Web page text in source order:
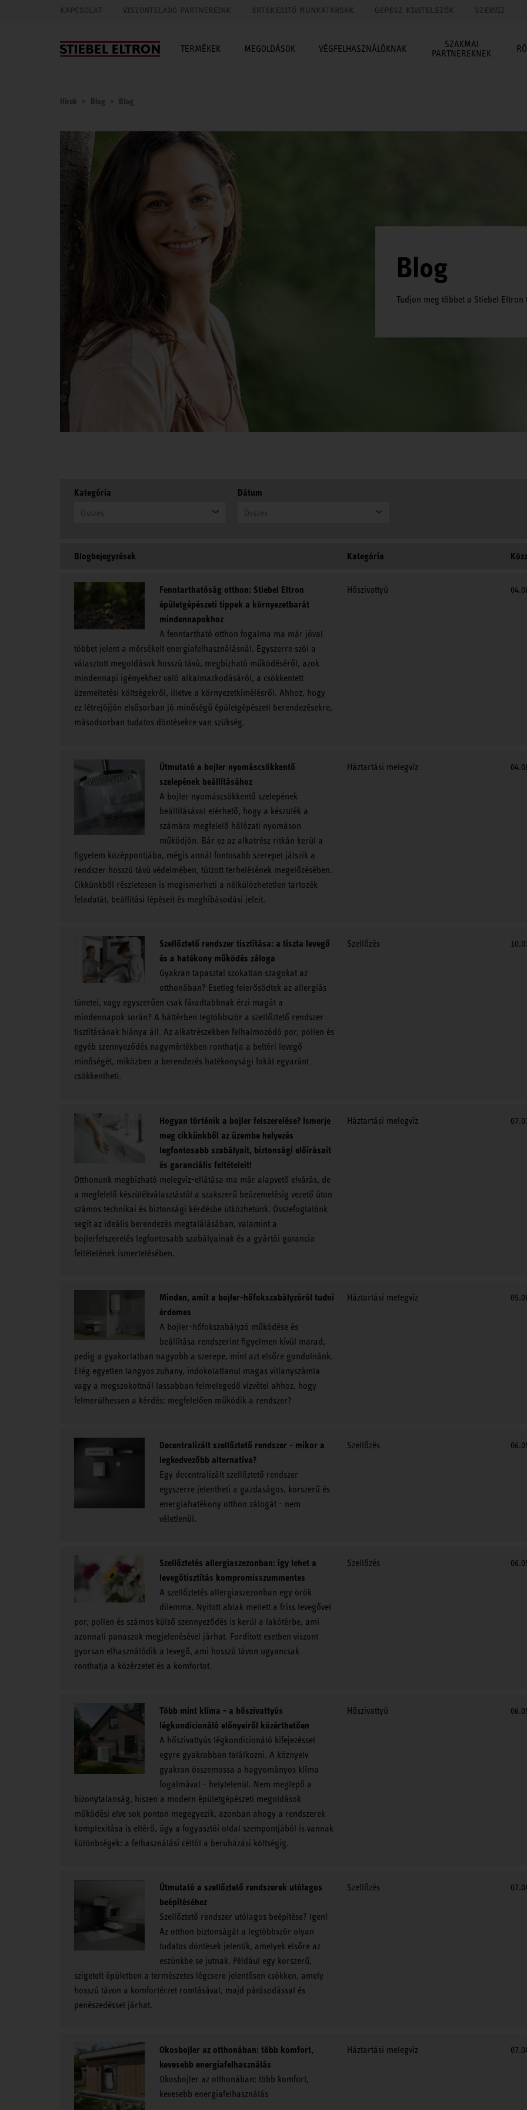
KAPCSOLAT VISZONTELADÓ PARTNEREINK ÉRTÉKESÍTŐ MUNKATÁRSAK GÉPÉSZ KIVITELEZŐK SZERVIZ
TERMÉKEK MEGOLDÁSOK VÉGFELHASZNÁLÓKNAK
SZAKMAI
PARTNEREKNEK
Hírek Blog Blog
Blog
Tudjon meg többet a Stiebel Eltron
Kategória
Összes
Dátum
Összes
Blogbejegyzések Kategória
Fenntarthatóság otthon: Stiebel Eltron
épületgépészeti tippek a környezetbarát
mindennapokhoz
A fenntartható otthon fogalma ma már jóval
többet jelent a mérsékelt energiafelhasználásnál. Egyszerre szól a
választott megoldások hosszú távú, megbízható működéséről, azok
mindennapi igényekhez való alkalmazkodásáról, a csökkentett
üzemeltetési költségekről, illetve a környezetkímélésről. Ahhoz, hogy
ez létrejöjjön elsősorban jó minőségű épületgépészeti berendezésekre,
másodsorban tudatos döntésekre van szükség.
Hőszivattyú
Útmutató a bojler nyomáscsökkentő
szelepének beállításához
A bojler nyomáscsökkentő szelepének
beállításával elérhető, hogy a készülék a
számára megfelelő hálózati nyomáson
működjön. Bár ez az alkatrész ritkán kerül a
figyelem középpontjába, mégis annál fontosabb szerepet játszik a
rendszer hosszú távú védelmében, túlzott terhelésének megelőzésében.
Cikkünkből részletesen is megismerheti a nélkülözhetetlen tartozék
feladatát, beállítási lépéseit és meghibásodási jeleit.
Háztartási melegvíz
Szellőztető rendszer tisztítása: a tiszta levegő
és a hatékony működés záloga
Gyakran tapasztal szokatlan szagokat az
otthonában? Esetleg felerősödtek az allergiás
tünetei, vagy egyszerűen csak fáradtabbnak érzi magát a
mindennapok során? A háttérben legtöbbször a szellőztető rendszer
tisztításának hiánya áll. Az alkatrészekben felhalmozódó por, pollen és
egyéb szennyeződés nagymértékben ronthatja a beltéri levegő
minőségét, miközben a berendezés hatékonysági fokát egyaránt
csökkentheti.
Szellőzés
Hogyan történik a bojler felszerelése? Ismerje
meg cikkünkből az üzembe helyezés
legfontosabb szabályait, biztonsági előírásait
és garanciális feltételeit!
Otthonunk megbízható melegvíz-ellátása ma már alapvető elvárás, de
a megfelelő készülékválasztástól a szakszerű beüzemelésig vezető úton
számos technikai és biztonsági kérdésbe ütközhetünk. Összefoglalónk
segít az ideális berendezés megtalálásában, valamint a
bojlerfelszerelés legfontosabb szabályainak és a gyártói garancia
feltételének ismertetésében.
Háztartási melegvíz
Minden, amit a bojler-hőfokszabályzóról tudni
érdemes
A bojler-hőfokszabályzó működése és
beállítása rendszerint figyelmen kívül marad,
pedig a gyakorlatban nagyobb a szerepe, mint azt elsőre gondolnánk.
Elég egyetlen langyos zuhany, indokolatlanul magas villanyszámla
vagy a megszokottnál lassabban felmelegedő vízvétel ahhoz, hogy
felmerülhessen a kérdés: megfelelően működik a rendszer?
Háztartási melegvíz
Decentralizált szellőztető rendszer - mikor a
legkedvezőbb alternatíva?
Egy decentralizált szellőztető rendszer
egyszerre jelentheti a gazdaságos, korszerű és
energiahatékony otthon zálogát - nem
véletlenül.
Szellőzés
Szellőztetés allergiaszezonban: így lehet a
levegőtisztítás kompromisszummentes
A szellőztetés allergiaszezonban egy örök
dilemma. Nyitott ablak mellett a friss levegővel
por, pollen és számos külső szennyeződés is kerül a lakótérbe, ami
azonnali panaszok megjelenésével járhat. Fordított esetben viszont
gyorsan elhasználódik a levegő, ami hosszú távon ugyancsak
ronthatja a közérzetet és a komfortot.
Szellőzés
Több mint klíma - a hőszivattyús
légkondicionáló előnyeiről közérthetően
A hőszivattyús légkondicionáló kifejezéssel
egyre gyakrabban találkozni. A köznyelv
gyakran összemossa a hagyományos klíma
fogalmával - helytelenül. Nem meglepő a
bizonytalanság, hiszen a modern épületgépészeti megoldások
működési elve sok ponton megegyezik, azonban ahogy a rendszerek
komplexitása is eltérő, úgy a fogyasztói oldal szempontjából is vannak
különbségek: a felhasználási céltól a beruházási költségig.
Hőszivattyú
Útmutató a szellőztető rendszerek utólagos
beépítéséhez
Szellőztető rendszer utólagos beépítése? Igen!
Az otthon biztonságát a legtöbbször olyan
tudatos döntések jelentik, amelyek elsőre az
eszünkbe se jutnak. Például egy korszerű,
szigetelt épületben a természetes légcsere jelentősen csökken, amely
hosszú távon a komfortérzet romlásával, majd párásodással és
penészedéssel járhat.
Szellőzés
Okosbojler az otthonában: több komfort,
kevesebb energiafelhasználás
Okosbojler az otthonában: több komfort,
kevesebb energiafelhasználás
Háztartási melegvíz